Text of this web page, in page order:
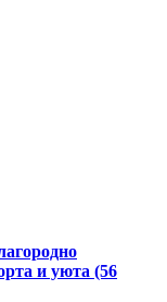
и уюта (56